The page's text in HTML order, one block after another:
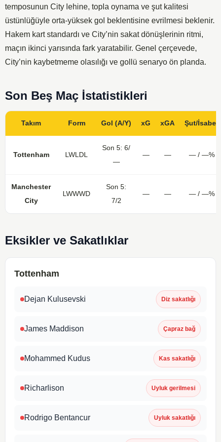
temposunun City lehine, topla oynama ve şut kalitesi
üstünlüğüyle orta-yüksek gol beklentisine evrilmesi beklenir.
Hakem kart standardı ve City’nin sakat dönüşlerinin ritmi,
maçın ikinci yarısında fark yaratabilir. Genel çerçevede,
City’nin kaybetmeme olasılığı ve gollü senaryo ön planda.
Son Beş Maç İstatistikleri
Takım Form Gol (A/Y) xG xGA Şut/İsabet
Tottenham LWLDL
Son 5: 6/
—
— — — / —%
Manchester
City
LWWWD
Son 5:
7/2
— — — / —%
Eksikler ve Sakatlıklar
Tottenham
Dejan Kulusevski Diz sakatlığı
James Maddison Çapraz bağ
Mohammed Kudus Kas sakatlığı
Richarlison Uyluk gerilmesi
Rodrigo Bentancur Uyluk sakatlığı